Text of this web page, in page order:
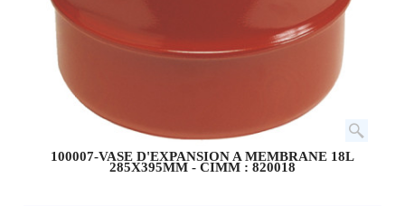
100007-VASE D'EXPANSION A MEMBRANE 18L
285X395MM - CIMM : 820018